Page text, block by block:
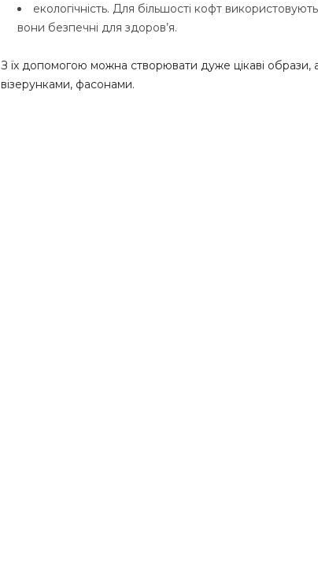
екологічність. Для більшості кофт
вони безпечні для здоров’я.
З їх допомогою можна створювати дуже цікаві образи,
візерунками, фасонами.